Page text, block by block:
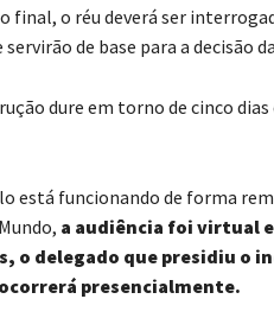
o réu deverá ser
de base para a decisão
dure em torno de cinco dias
está funcionando de forma
a audiência foi virtual
o delegado que presidiu o
presencialmente.